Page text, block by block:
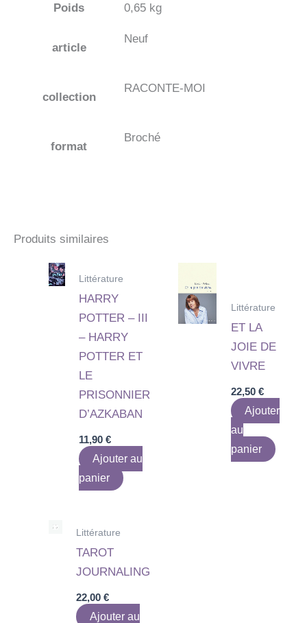
Poids 0,65 kg
article
Neuf
collection
RACONTE-MOI
format
Broché
Produits similaires
Littérature
HARRY
POTTER – III
– HARRY
POTTER ET
LE
PRISONNIER
D’AZKABAN
11,90€
Ajouter au
panier
Littérature
ET LA
JOIE DE
VIVRE
22,50 €
Ajouter
au
panier
Littérature
TAROT
JOURNALING
22,00€
Ajouter au